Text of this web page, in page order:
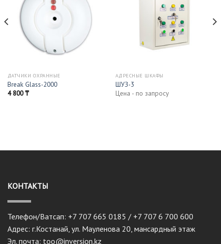
ДАТЧИКИ ОХРАННЫЕ
Break Glass-2000
4 800₸
АДРЕСНЫЕ ШКАФЫ
ШУЗ-3
Цена - по запросу
КОНТАКТЫ
Телефон/Ватсап: +7 707 665 0185 / +7 707 6 700 600
Адрес: г.Костанай, ул. Мауленова 20, мансардный этаж
Эл. почта: too@inversion.kz